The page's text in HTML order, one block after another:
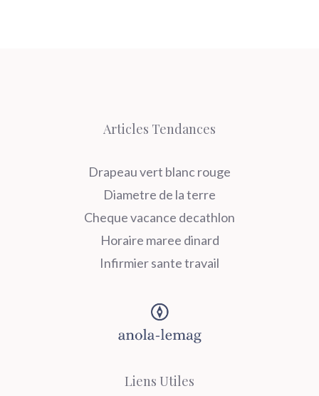
Articles Tendances
Drapeau vert blanc rouge
Diametre de la terre
Cheque vacance decathlon
Horaire maree dinard
Infirmier sante travail
Liens Utiles